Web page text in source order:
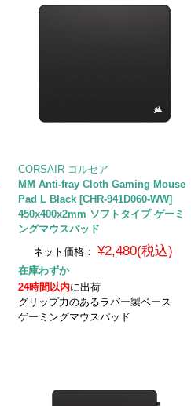
CORSAIR コルセア
MM Anti-fray Cloth Gaming Mouse
Pad L Black [CHR-941D060-WW]
450x400x2mm ソフトタイプ ゲーミ
ングマウスパッド
ネット価格： ¥2,480(税込)
在庫わずか
24時間以内に出荷
グリップ力のあるラバー製ベース
ゲーミングマウスパッド